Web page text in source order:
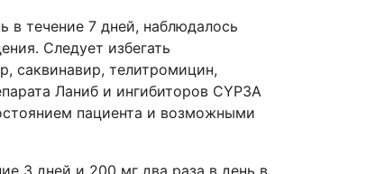
в течение 7 дней, наблюдалось
Следует избегать
саквинавир, телитромицин,
Ланиб и ингибиторов CYP3A
пациента и возможными
3 дней и 200 мг два раза в день в